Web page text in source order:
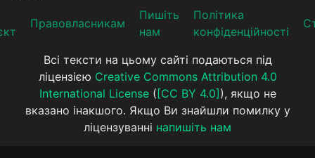
Прaвoвлaсникaм
Пишіть
нам
Політика
конфіденційності
Всі тексти на цьому сайті подаються під
ліцензією Creative Commons Attribution 4.0
International License( [CC BY 4.0] ), якщо не
вказано інакшого. Якщо Ви знайшли помилку у
ліцензуванні напишіть нам